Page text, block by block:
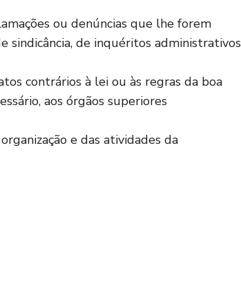
ou denúncias que lhe forem
sindicância, de inquéritos administrativos
contrários à lei ou às regras da boa
aos órgãos superiores
e das atividades da